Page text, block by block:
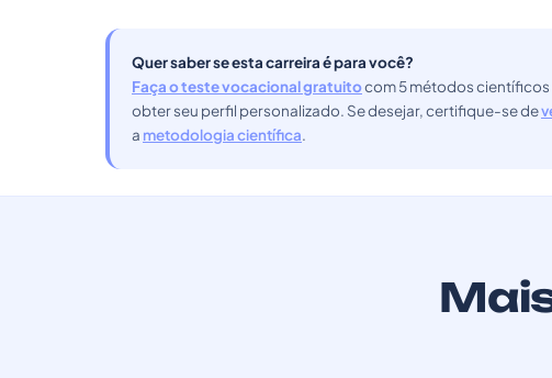
Quer saber se esta carreira é para você?
Faça o teste vocacional gratuitocom 5 métodos científicos
obter seu perfil personalizado. Se desejar, certifique-se de
a metodologia científica.